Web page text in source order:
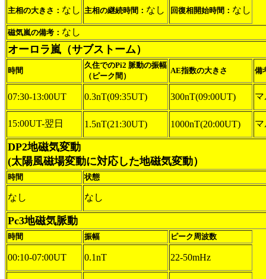
主相の大きさ： なし 主相の継続時間： なし 回復相開始時間： なし
磁気嵐の備考： なし
オーロラ嵐（サブストーム）
時間
久住でのPi2 脈動の振幅
（ピーク間）
AE指数の大きさ 備
07:30-13:00UT 0.3nT(09:35UT) 300nT(09:00UT)
15:00UT-翌日 1.5nT(21:30UT) 1000nT(20:00UT)
DP2地磁気変動
(太陽風磁場変動に対応した地磁気変動）
時間 状態
なし なし
Pc3地磁気脈動
時間 振幅 ピーク周波数
00:10-07:00UT 0.1nT 22-50mHz